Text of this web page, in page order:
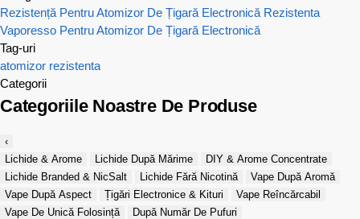
Rezistență Pentru Atomizor De Țigară Electronică Rezistenta
Vaporesso Pentru Atomizor De Țigară Electronică
Tag-uri
atomizor rezistenta
Categorii
Categoriile Noastre De Produse
‹
Lichide & Arome
Lichide După Mărime
DIY & Arome Concentrate
Lichide Branded & NicSalt
Lichide Fără Nicotină
Vape După Aromă
Vape După Aspect
Țigări Electronice & Kituri
Vape Reîncărcabil
Vape De Unică Folosință
După Număr De Pufuri